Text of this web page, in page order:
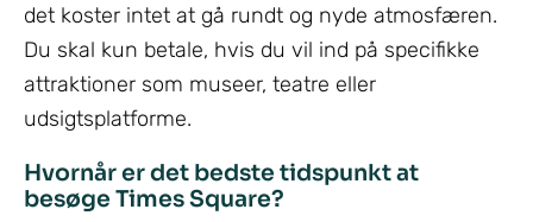
det koster intet at gå rundt og nyde atmosfæren.
Du skal kun betale, hvis du vil ind på specifikke
attraktioner som museer, teatre eller
udsigtsplatforme.
Hvornår er det bedste tidspunkt at
besøge Times Square?